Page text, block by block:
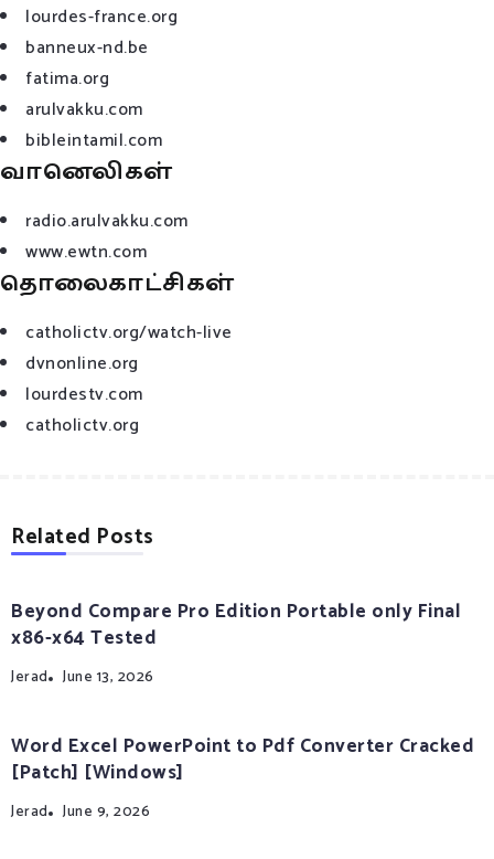
lourdes-france.org
banneux-nd.be
fatima.org
arulvakku.com
bibleintamil.com
வானெலிகள்
radio.arulvakku.com
www.ewtn.com
தொலைகாட்சிகள்
catholictv.org/watch-live
dvnonline.org
lourdestv.com
catholictv.org
Related Posts
Beyond Compare Pro Edition Portable only Final
x86-x64 Tested
Jerad June 13, 2026
Word Excel PowerPoint to Pdf Converter Cracked
[Patch] [Windows]
Jerad June 9, 2026